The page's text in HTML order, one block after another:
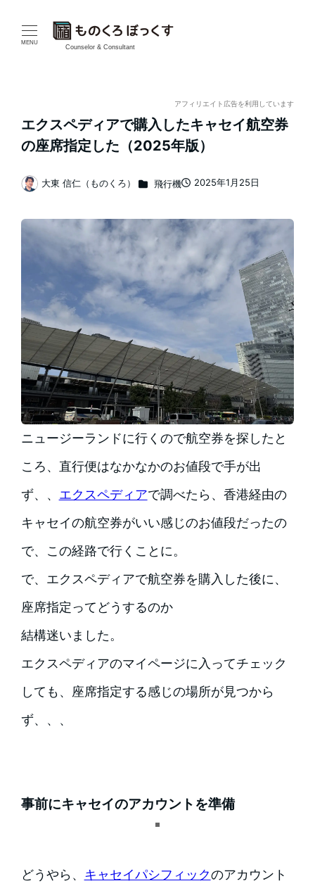
MENU
Counselor & Consultant
アフィリエイト広告を利用しています
エクスペディアで購入したキャセイ航空券
の座席指定した（2025年版）
投稿日
2025年1月25日
著
大東 信仁（ものくろ） カテゴリー
飛行機
ニュージーランドに行くので航空券を探したと
ころ、直行便はなかなかのお値段で手が出
ず、、 エクスペディアで調べたら、香港経由の
キャセイの航空券がいい感じのお値段だったの
で、この経路で行くことに。
で、エクスペディアで航空券を購入した後に、
座席指定ってどうするのか
結構迷いました。
エクスペディアのマイページに入ってチェック
しても、座席指定する感じの場所が見つから
ず、、、
事前にキャセイのアカウントを準備
どうやら、 キャセイパシフィックのアカウント